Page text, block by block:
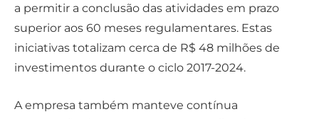
a permitir a conclusão das atividades em prazo
superior aos 60 meses regulamentares. Estas
iniciativas totalizam cerca de R$ 48 milhões de
investimentos durante o ciclo 2017-2024.
A empresa também manteve contínua